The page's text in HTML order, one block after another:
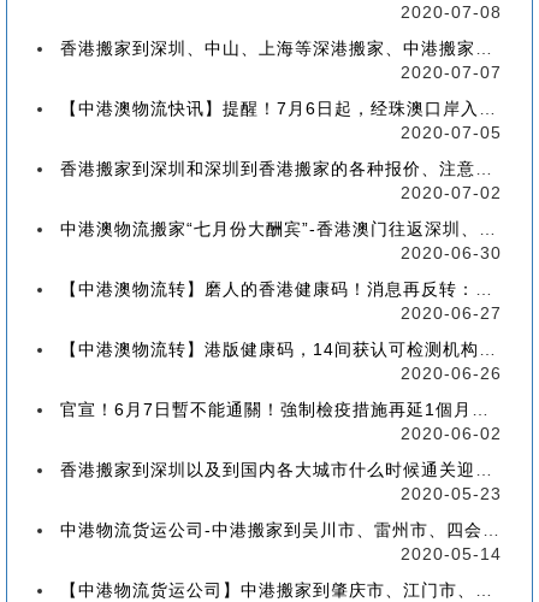
2020-07-08
香港搬家到深圳、中山、上海等深港搬家、中港搬家的業務範圍、技術保障
2020-07-07
【中港澳物流快讯】提醒！7月6日起，经珠澳口岸入境有新变化！
2020-07-05
香港搬家到深圳和深圳到香港搬家的各种报价、注意事项和派送价格【深港搬家价格查询】
2020-07-02
中港澳物流搬家“七月份大酬宾”-香港澳门往返深圳、珠海、中山、广州等中港澳搬屋搬家
2020-06-30
【中港澳物流转】磨人的香港健康码！消息再反转：或下周一启用！
2020-06-27
【中港澳物流转】港版健康码，14间获认可检测机构确定！
2020-06-26
官宣！6月7日暫不能通關！強制檢疫措施再延1個月！【香港到深圳搬屋搬家又要延长了】
2020-06-02
香港搬家到深圳以及到国内各大城市什么时候通关迎来好消息
2020-05-23
中港物流货运公司-中港搬家到吴川市、雷州市、四会市、台山市收费标准+流程价格
2020-05-14
【中港物流货运公司】中港搬家到肇庆市、江门市、茂名市、惠州市收费标准+流程价格